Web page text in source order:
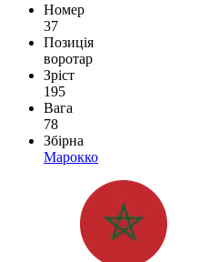
Номер
37
Позиція
воротар
Зріст
195
Вага
78
Збірна
Марокко